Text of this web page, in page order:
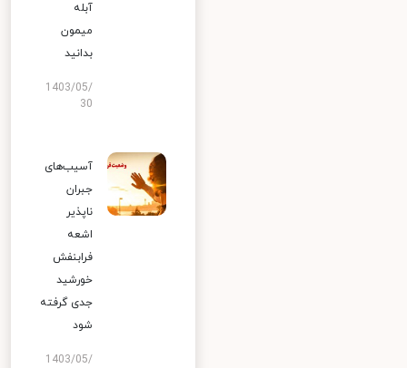
آبله
میمون
بدانید
1403/05/
30
آسیب‌های
جبران
ناپذیر
اشعه
فرابنفش
خورشید
جدی گرفته
شود
1403/05/